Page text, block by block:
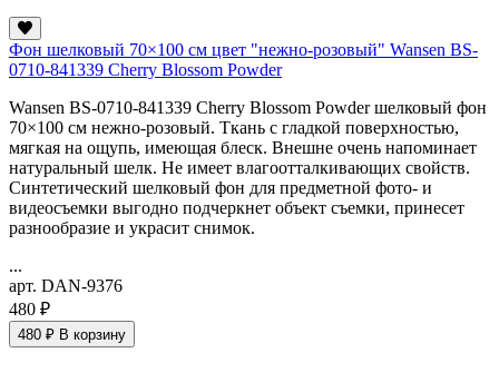
Фон шелковый 70×100 см цвет "нежно-розовый" Wansen BS-
0710-841339 Cherry Blossom Powder
Wansen BS-0710-841339 Cherry Blossom Powder шелковый фон
70×100 см нежно-розовый. Ткань с гладкой поверхностью,
мягкая на ощупь, имеющая блеск. Внешне очень напоминает
натуральный шелк. Не имеет влагоотталкивающих свойств.
Синтетический шелковый фон для предметной фото- и
видеосъемки выгодно подчеркнет объект съемки, принесет
разнообразие и украсит снимок.
...
арт. DAN-9376
480 ₽
480 ₽ В корзину